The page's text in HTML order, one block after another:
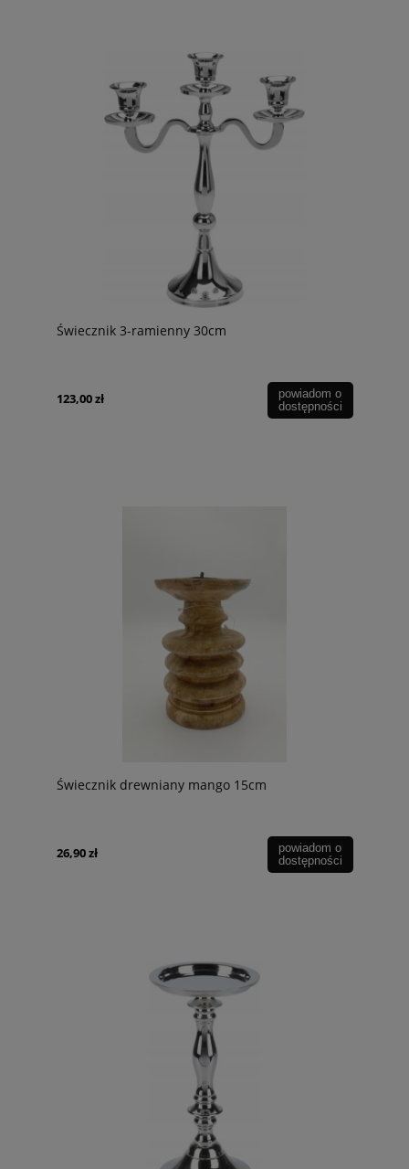
Świecznik 3-ramienny 30cm
123,00 zł
powiadom o
dostępności
Świecznik drewniany mango 15cm
26,90 zł
powiadom o
dostępności